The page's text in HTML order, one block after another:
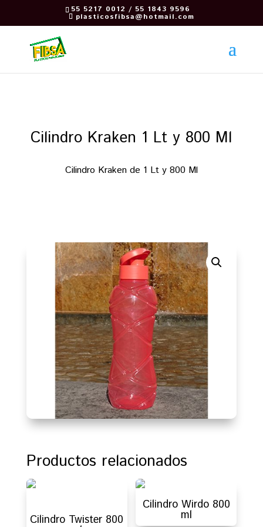
55 5217 0012 / 55 1843 9596
plasticosfibsa@hotmail.com
Cilindro Kraken 1 Lt y 800 Ml
Cilindro Kraken de 1 Lt y 800 Ml
Productos relacionados
Cilindro Twister 800
Cilindro Wirdo 800
ml